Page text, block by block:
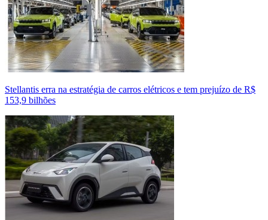
Stellantis erra na estratégia de carros elétricos e tem prejuízo de R$
153,9 bilhões